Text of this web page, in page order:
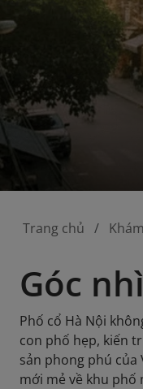
Trang chủ
Góc
Phố cổ Hà Nội
con phố hẹp, kiến
sản phong phú của
mới mẻ về khu phố